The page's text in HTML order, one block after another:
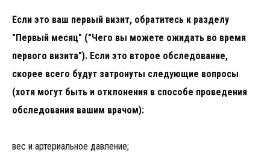
Если это ваш первый визит, обратитесь к разделу
"Первый месяц" ("Чего вы можете ожидать во время
первого визита"). Если это второе обследование,
скорее всего будут затронуты следующие вопросы
(хотя могут быть и отклонения в способе проведения
обследования вашим врачом):
вес и артериальное давление;